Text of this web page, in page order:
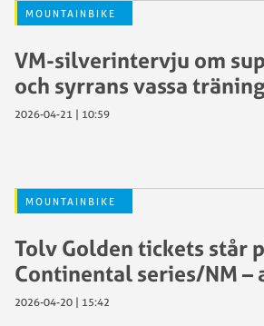
MOUNTAINBIKE
VM-silverintervju om
och syrrans vassa
2026-04-21 | 10:59
MOUNTAINBIKE
Tolv Golden tickets står
Continental series/NM –
2026-04-20 | 15:42